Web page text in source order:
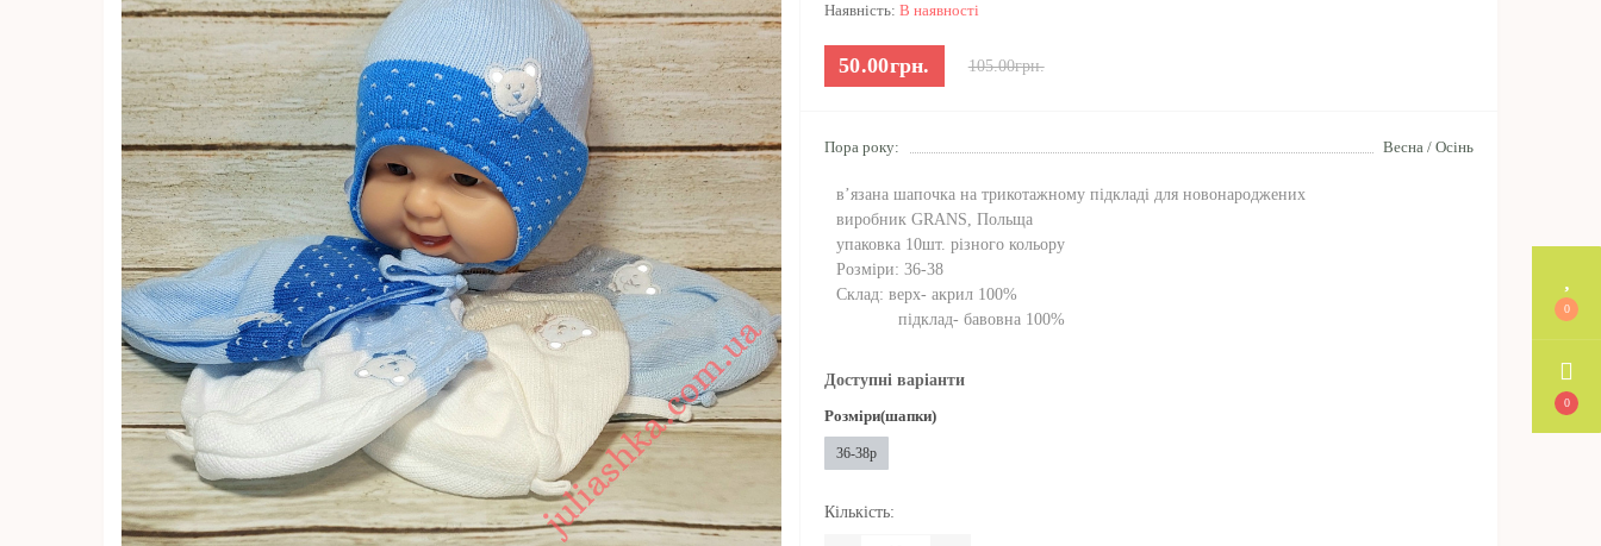
0
0
Наявність: В наявності
50.00грн. 105.00грн.
Пора року: Весна / Осінь
в’язана шапочка на трикотажному підкладі для новонароджених
виробник GRANS, Польща
упаковка 10шт. різного кольору
Розміри: 36-38
Склад: верх- акрил 100%
підклад- бавовна 100%
Доступні варіанти
Розміри(шапки)
36-38р
Кількість: